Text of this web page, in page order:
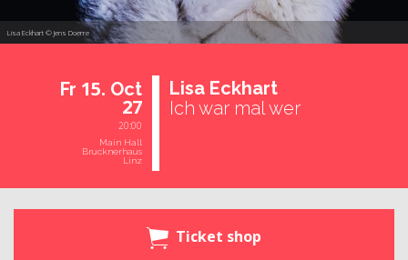
Lisa Eckhart © Jens Doerre
Fr 15. Oct
27
20:00
Main Hall
Brucknerhaus
Linz
Lisa Eck­hart
Ich war mal wer
Ticket shop